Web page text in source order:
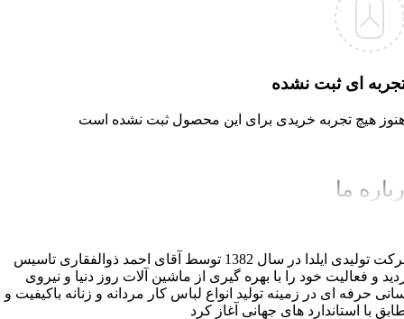
ای ثبت نشده
هیچ تجربه خریدی برای این محصول ثبت نشده است
ما
شرکت تولیدی ایلدا در سال 1382 توسط آقای احمد ذوالفقاری تاسیس
و فعالیت خود را با بهره گیری از ماشین آلات روز دنیا و نیروی
حرفه ای در زمینه تولید انواع لباس کار مردانه و زنانه باکیفیت و
با استاندارد های جهانی آغاز کرد